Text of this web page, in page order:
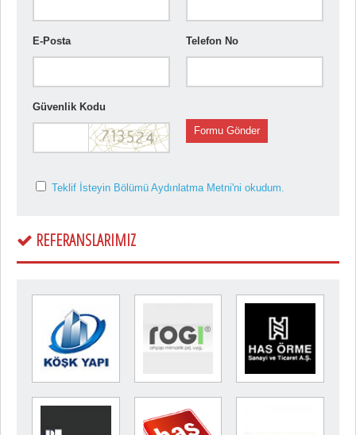
E-Posta Telefon No
Güvenlik Kodu
Formu Gönder
Teklif İsteyin Bölümü Aydınlatma Metni'ni okudum.
REFERANSLARIMIZ